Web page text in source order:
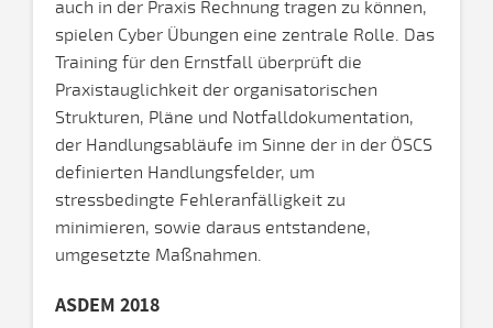
auch in der Praxis Rechnung tragen zu können,
spielen Cyber Übungen eine zentrale Rolle. Das
Training für den Ernstfall überprüft die
Praxistauglichkeit der organisatorischen
Strukturen, Pläne und Notfalldokumentation,
der Handlungsabläufe im Sinne der in der ÖSCS
definierten Handlungsfelder, um
stressbedingte Fehleranfälligkeit zu
minimieren, sowie daraus entstandene,
umgesetzte Maßnahmen.
ASDEM 2018